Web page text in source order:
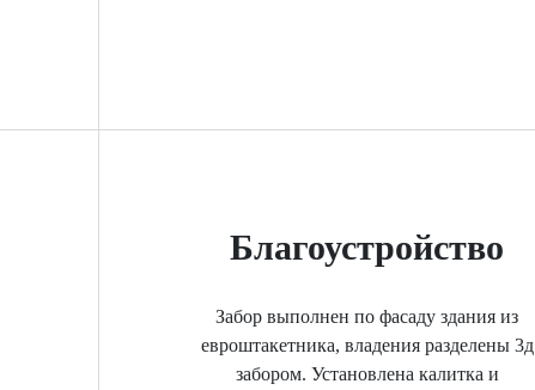
Благоустройство
Забор выполнен по фасаду здания из
евроштакетника, владения разделены 3д
забором. Установлена калитка и